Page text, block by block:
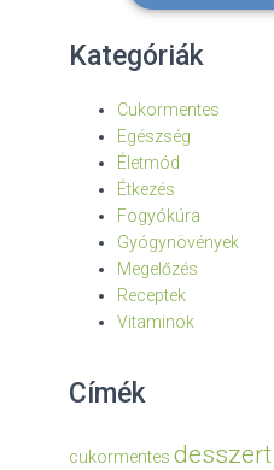
Kategóriák
Cukormentes
Egészség
Életmód
Étkezés
Fogyókúra
Gyógynövények
Megelőzés
Receptek
Vitaminok
Címék
cukormentes desszert